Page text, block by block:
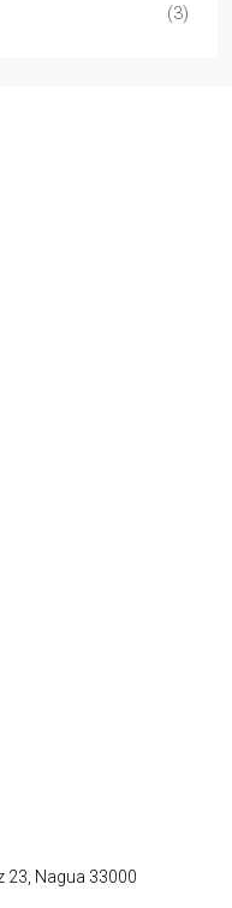
(3)
23, Nagua 33000